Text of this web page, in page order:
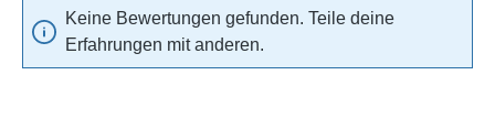
Keine Bewertungen gefunden. Teile deine
Erfahrungen mit anderen.